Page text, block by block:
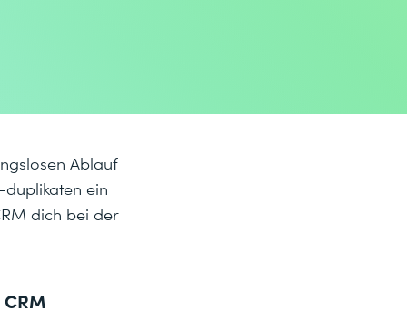
Ablauf
ein
dich bei der